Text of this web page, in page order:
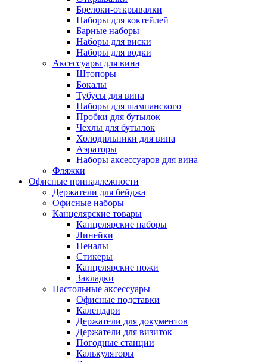
Брелоки-открывалки
Наборы для коктейлей
Барные наборы
Наборы для виски
Наборы для водки
Аксессуары для вина
Штопоры
Бокалы
Тубусы для вина
Наборы для шампанского
Пробки для бутылок
Чехлы для бутылок
Холодильники для вина
Аэраторы
Наборы аксессуаров для вина
Фляжки
Офисные принадлежности
Держатели для бейджа
Офисные наборы
Канцелярские товары
Канцелярские наборы
Линейки
Пеналы
Стикеры
Канцелярские ножи
Закладки
Настольные аксессуары
Офисные подставки
Календари
Держатели для документов
Держатели для визиток
Погодные станции
Калькуляторы